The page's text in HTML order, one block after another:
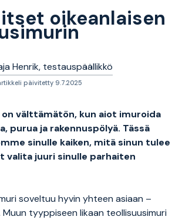
oikeanlaisen
Henrik, testauspäällikkö
päivitetty 9.7.2025
välttämätön, kun aiot imuroida
purua ja rakennuspölyä. Tässä
sinulle kaiken, mitä sinun tulee
valita juuri sinulle parhaiten
soveltuu hyvin yhteen asiaan –
tyyppiseen likaan teollisuusimuri